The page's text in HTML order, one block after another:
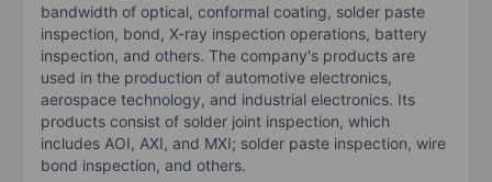
bandwidth of optical, conformal coating, solder paste
inspection, bond, X-ray inspection operations, battery
inspection, and others. The company's products are
used in the production of automotive electronics,
aerospace technology, and industrial electronics. Its
products consist of solder joint inspection, which
includes AOI, AXI, and MXI; solder paste inspection, wire
bond inspection, and others.